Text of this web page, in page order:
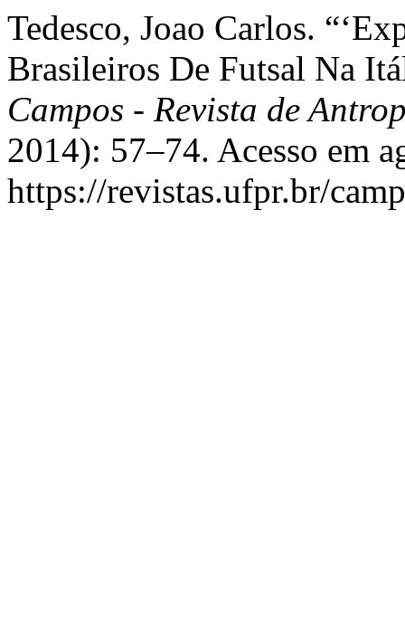
Tedesco, Joao Carlos.
Brasileiros De Futsal Na
Campos - Revista de
2014): 57–74. Acesso em
https://revistas.ufpr.br/